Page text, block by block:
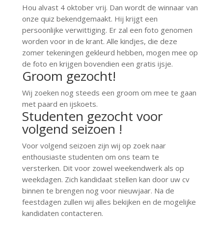
Hou alvast 4 oktober vrij. Dan wordt de winnaar van
onze quiz bekendgemaakt. Hij krijgt een
persoonlijke verwittiging. Er zal een foto genomen
worden voor in de krant. Alle kindjes, die deze
zomer tekeningen gekleurd hebben, mogen mee op
de foto en krijgen bovendien een gratis ijsje.
Groom gezocht!
Wij zoeken nog steeds een groom om mee te gaan
met paard en ijskoets.
Studenten gezocht voor
volgend seizoen !
Voor volgend seizoen zijn wij op zoek naar
enthousiaste studenten om ons team te
versterken. Dit voor zowel weekendwerk als op
weekdagen. Zich kandidaat stellen kan door uw cv
binnen te brengen nog voor nieuwjaar. Na de
feestdagen zullen wij alles bekijken en de mogelijke
kandidaten contacteren.